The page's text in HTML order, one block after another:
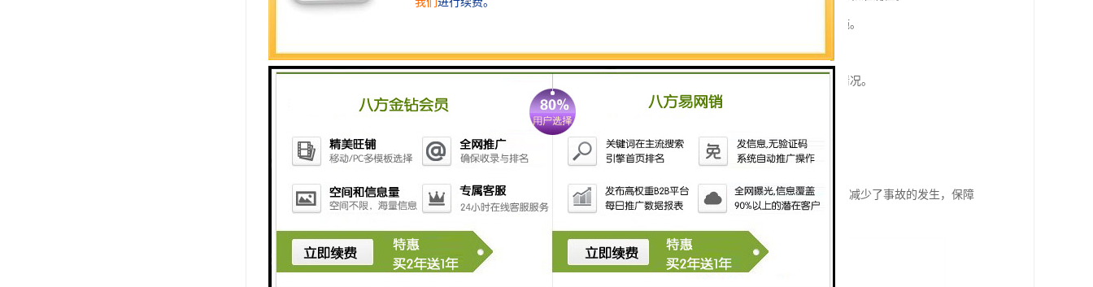
3. 预警功能：系统能够根据设定的安全参数，当塔吊出现异常情况时，及时发出警报，提醒相关人员采取措施。
4. 数据记录和分析：系统能够记录塔吊的工作数据，并进行数据分析，为后续的安全管理提供参考依据。
5. 远程监控：系统支持远程监控，监控人员可以通过互联网等手段远程查看塔吊的运行状态，及时处理异常情况。
6. 可视化界面：系统通过直观的可视化界面展示塔吊的运行状态，方便监控人员进行观察和判断。
7. 安全管理功能：系统能够对塔吊的使用情况进行管理，包括工作时间、工作范围等，确保塔吊的安全使用。
8. 故障诊断和维护：系统能够对塔吊的故障进行诊断，并提供维护建议，提高塔吊的可靠性和工作效率。
总体来说，塔吊安全监控系统通过实时监控、预警功能、数据分析等手段，提高了塔吊的安全性和工作效率，减少了事故的发生，保障